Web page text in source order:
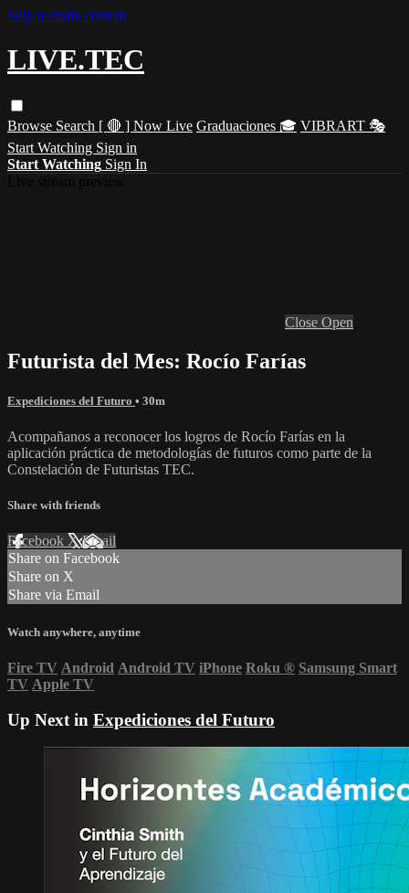
Skip to main content
LIVE.TEC
Browse Search [ 🔴 ] Now Live Graduaciones 🎓 VIBRART 🎭
Start Watching Sign in
Start Watching Sign In
Close Open
Futurista del Mes: Rocío Farías
Expediciones del Futuro • 30m
Acompañanos a reconocer los logros de Rocío Farías en la
aplicación práctica de metodologías de futuros como parte de la
Constelación de Futuristas TEC.
Share with friends
Facebook XEmail
Share on Facebook
Share on X
Share via Email
Watch anywhere, anytime
Fire TV Android Android TV iPhone Roku ® Samsung Smart
TV Apple TV
Up Next in Expediciones del Futuro